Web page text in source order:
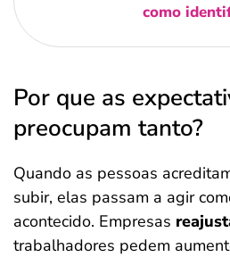
como
Por que as
preocupam tanto?
Quando as pessoas
subir, elas passam a agir
acontecido. Empresas
trabalhadores pedem